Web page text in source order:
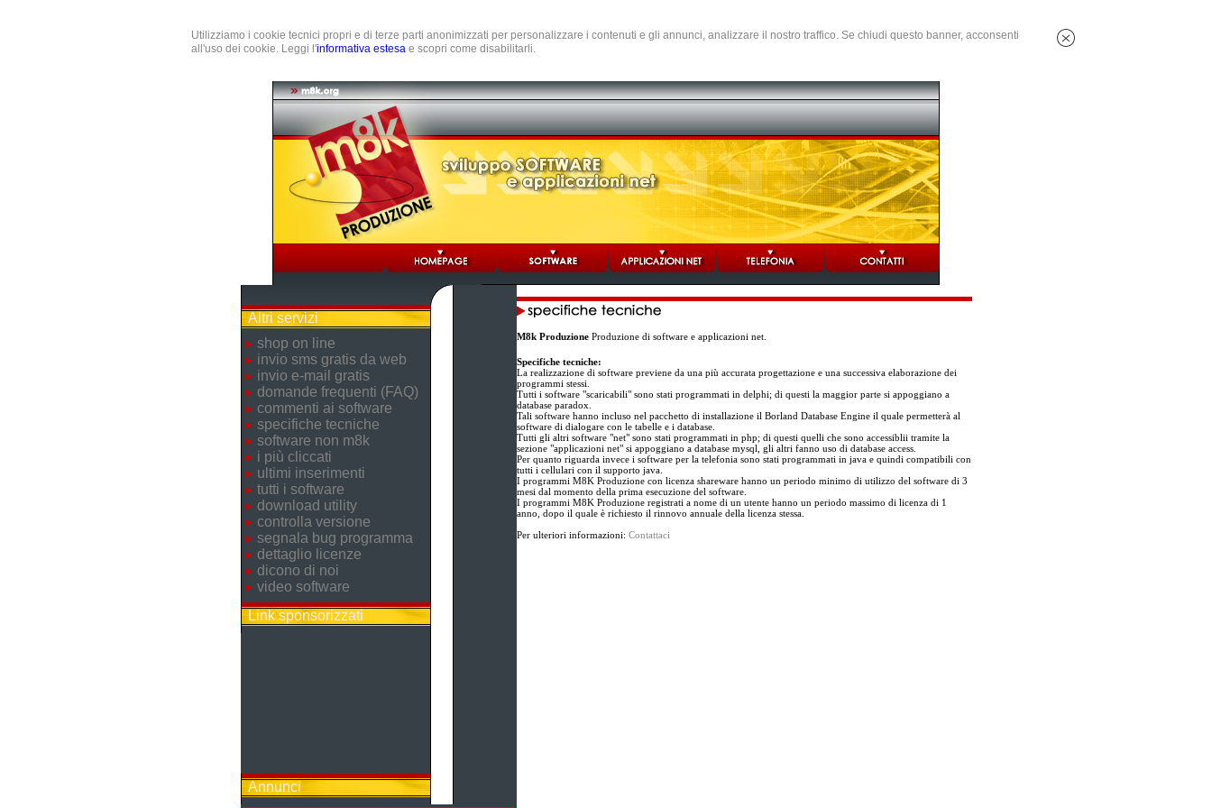
Utilizziamo i cookie tecnici propri e di terze parti anonimizzati per personalizzare i contenuti e gli annunci, analizzare il nostro traffico. Se chiudi questo banner, acconsenti
all'uso dei cookie. Leggi l'informativa estesa e scopri come disabilitarli.
Altri servizi
shop on line
invio sms gratis da web
invio e-mail gratis
domande frequenti (FAQ)
commenti ai software
specifiche tecniche
software non m8k
i più cliccati
ultimi inserimenti
tutti i software
download utility
controlla versione
segnala bug programma
dettaglio licenze
dicono di noi
video software
Link sponsorizzati
Annunci
M8k ProduzioneProduzione di software e applicazioni net.
Specifiche tecniche:
La realizzazione di software previene da una più accurata progettazione e una successiva elaborazione dei
programmi stessi.
Tutti i software "scaricabili" sono stati programmati in delphi; di questi la maggior parte si appoggiano a
database paradox.
Tali software hanno incluso nel pacchetto di installazione il Borland Database Engine il quale permetterà al
software di dialogare con le tabelle e i database.
Tutti gli altri software "net" sono stati programmati in php; di questi quelli che sono accessiblii tramite la
sezione "applicazioni net" si appoggiano a database mysql, gli altri fanno uso di database access.
Per quanto riguarda invece i software per la telefonia sono stati programmati in java e quindi compatibili con
tutti i cellulari con il supporto java.
I programmi M8K Produzione con licenza shareware hanno un periodo minimo di utilizzo del software di 3
mesi dal momento della prima esecuzione del software.
I programmi M8K Produzione registrati a nome di un utente hanno un periodo massimo di licenza di 1
anno, dopo il quale è richiesto il rinnovo annuale della licenza stessa.
Per ulteriori informazioni: Contattaci